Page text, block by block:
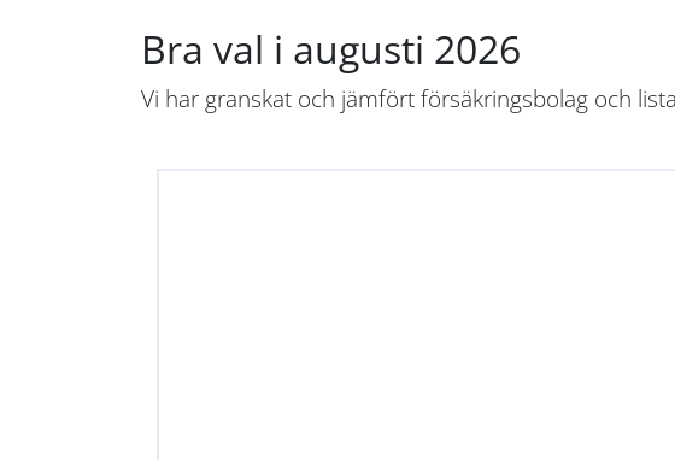
Bra val i augusti 2026
Vi har granskat och jämfört försäkringsbolag och